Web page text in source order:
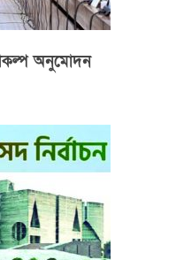
অনুমোদন